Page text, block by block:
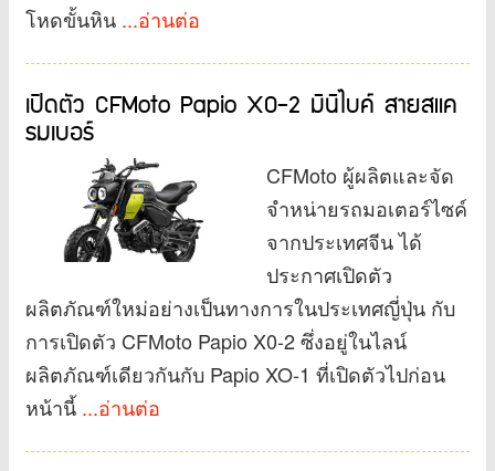
โหดขั้นหิน ...อ่านต่อ
เปิดตัว CFMoto Papio X0-2 มินิไบค์ สายสแค
รมเบอร์
CFMoto ผู้ผลิตและจัด
จำหน่ายรถมอเตอร์ไซค์
จากประเทศจีน ได้
ประกาศเปิดตัว
ผลิตภัณฑ์ใหม่อย่างเป็นทางการในประเทศญี่ปุ่น กับ
การเปิดตัว CFMoto Papio X0-2 ซึ่งอยู่ในไลน์
ผลิตภัณฑ์เดียวกันกับ Papio XO-1 ที่เปิดตัวไปก่อน
หน้านี้ ...อ่านต่อ